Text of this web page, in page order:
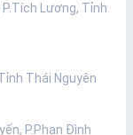
Lương, Tỉnh
Thái Nguyên
P.Phan Đình